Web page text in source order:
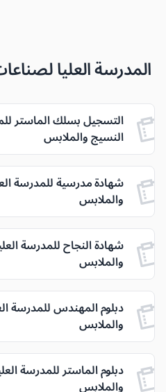
المدرسة العليا
التسجيل بسلك الماستر
النسيج والملابس
شهادة مدرسية للمدرسة
والملابس
شهادة النجاح للمدرسة
والملابس
دبلوم المهندس للمدرسة
والملابس
دبلوم الماستر للمدرسة
والملابس